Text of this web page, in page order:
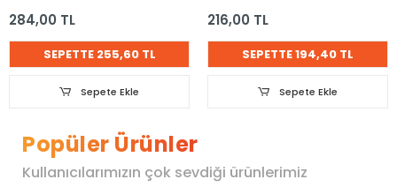
284,00 TL
SEPETTE 255,60 TL
Sepete Ekle
216,00 TL
SEPETTE 194,40 TL
Sepete Ekle
Popüler Ürünler
Kullanıcılarımızın çok sevdiği ürünlerimiz